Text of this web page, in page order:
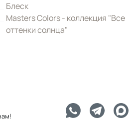
Блеск
Masters Colors - коллекция "Все
оттенки солнца"